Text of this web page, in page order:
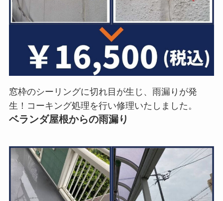
窓枠のシーリングに切れ目が生じ、雨漏りが発
生！コーキング処理を行い修理いたしました。
ベランダ屋根からの雨漏り